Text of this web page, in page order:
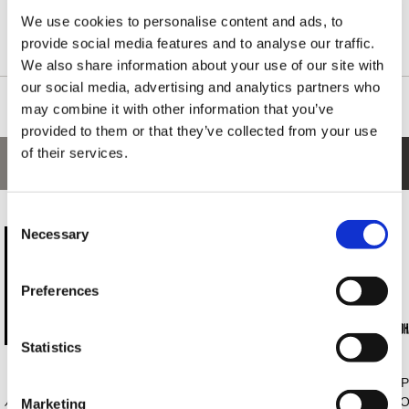
We use cookies to personalise content and ads, to
provide social media features and to analyse our traffic.
We also share information about your use of our site with
our social media, advertising and analytics partners who
may combine it with other information that you’ve
provided to them or that they’ve collected from your use
of their services.
Selection
Necessary
Preferences
Statistics
Marketing
あなたにおすすめの商品
ハンターワイルズ
ード レクイエム
【